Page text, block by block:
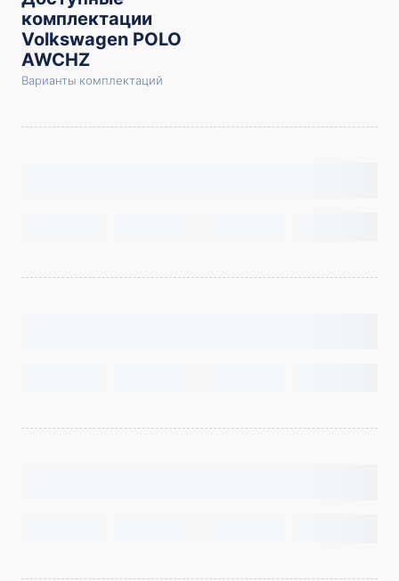
комплектации
Volkswagen POLO
AWCHZ
Варианты комплектаций